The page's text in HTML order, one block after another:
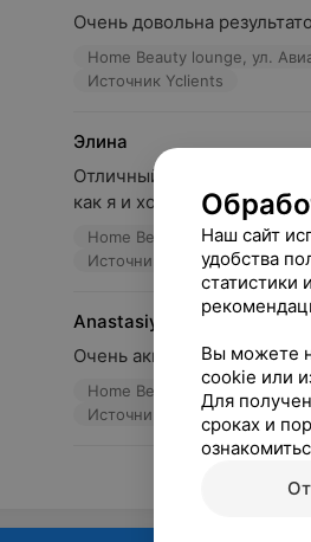
Очень довольна
Home Beauty lounge, ул.
Источник Yclients
Элина
Отличный мастер. Брови
как я и хотела.
Home Beauty lounge, ул.
Источник Yclients
Anastasiya
Очень аккуратно и
Home Beauty lounge, ул.
Источник Yclients
Наш сайт
удобства
статистики
Вы можете
cookie или
Для
сроках и